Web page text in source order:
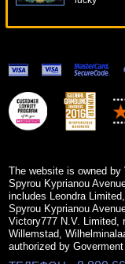
Taiga
8735 ₽
The website is owned
Spyrou Kyprianou
includes Leondra
Spyrou Kyprianou
Victory777 N.V. Limited,
Willemstad,
authorized by